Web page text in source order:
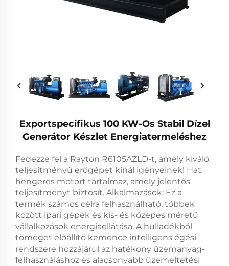
Exportspecifikus 100 KW-Os Stabil Dízel
Generátor Készlet Energiatermeléshez
Fedezze fel a Rayton R6105AZLD-t, amely kiváló
teljesítményű erőgépet kínál igényeinek! Hat
hengeres motort tartalmaz, amely jelentős
teljesítményt biztosít. Alkalmazások: Ez a
termék számos célra felhasználható, többek
között ipari gépek és kis- és közepes méretű
vállalkozások energiaellátása. A hulladékból
tömeget előállító kemence intelligens égési
rendszere hozzájárul az hatékony üzemanyag-
felhasználáshoz és alacsonyabb üzemeltetési